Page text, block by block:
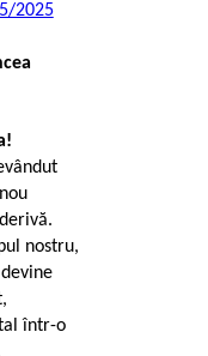
2025
nostru,
într-o